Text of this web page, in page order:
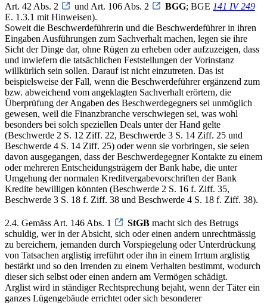
Art. 42 Abs. 2
und Art. 106 Abs. 2 BGG; BGE 141 IV 249
E. 1.3.1 mit Hinweisen).
Soweit die Beschwerdeführerin und die Beschwerdeführer in ihren
Eingaben Ausführungen zum Sachverhalt machen, legen sie ihre
Sicht der Dinge dar, ohne Rügen zu erheben oder aufzuzeigen, dass
und inwiefern die tatsächlichen Feststellungen der Vorinstanz
willkürlich sein sollen. Darauf ist nicht einzutreten. Das ist
beispielsweise der Fall, wenn die Beschwerdeführer ergänzend zum
bzw. abweichend vom angeklagten Sachverhalt erörtern, die
Überprüfung der Angaben des Beschwerdegegners sei unmöglich
gewesen, weil die Finanzbranche verschwiegen sei, was wohl
besonders bei solch speziellen Deals unter der Hand gelte
(Beschwerde 2 S. 12 Ziff. 22, Beschwerde 3 S. 14 Ziff. 25 und
Beschwerde 4 S. 14 Ziff. 25) oder wenn sie vorbringen, sie seien
davon ausgegangen, dass der Beschwerdegegner Kontakte zu einem
oder mehreren Entscheidungsträgern der Bank habe, die unter
Umgehung der normalen Kreditvergabevorschriften der Bank
Kredite bewilligen könnten (Beschwerde 2 S. 16 f. Ziff. 35,
Beschwerde 3 S. 18 f. Ziff. 38 und Beschwerde 4 S. 18 f. Ziff. 38).
2.4. Gemäss Art. 146 Abs. 1 StGB macht sich des Betrugs
schuldig, wer in der Absicht, sich oder einen andern unrechtmässig
zu bereichern, jemanden durch Vorspiegelung oder Unterdrückung
von Tatsachen arglistig irreführt oder ihn in einem Irrtum arglistig
bestärkt und so den Irrenden zu einem Verhalten bestimmt, wodurch
dieser sich selbst oder einen andern am Vermögen schädigt.
Arglist wird in ständiger Rechtsprechung bejaht, wenn der Täter ein
ganzes Lügengebäude errichtet oder sich besonderer